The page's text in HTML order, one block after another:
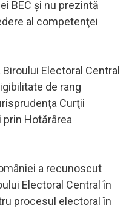
BEC şi nu prezintă
al competenţei
Electoral Central
de rang
Curţii
Hotărârea
a recunoscut
Electoral Central în
procesul electoral în